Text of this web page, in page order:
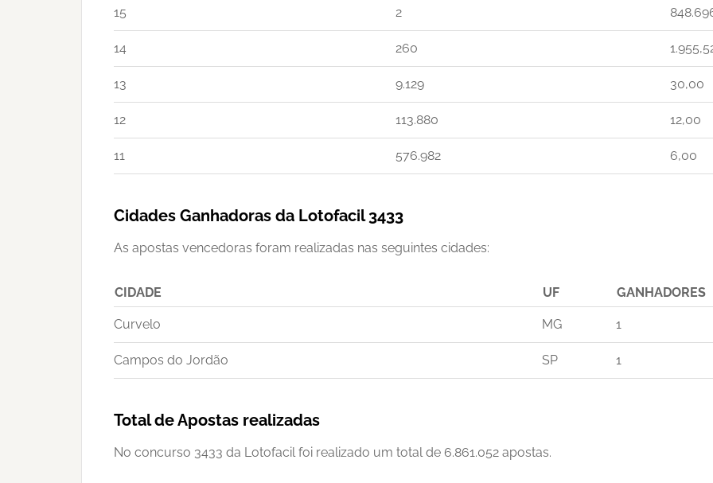
15 2
14 260
13 9.129 30,00
12 113.880 12,00
11 576.982 6,00
Cidades Ganhadoras da Lotofacil 3433
As apostas vencedoras foram realizadas nas seguintes cidades:
CIDADE UF GANHADORES
Curvelo MG 1
Campos do Jordão SP 1
Total de Apostas realizadas
No concurso 3433 da Lotofacil foi realizado um total de 6.861.052 apostas.